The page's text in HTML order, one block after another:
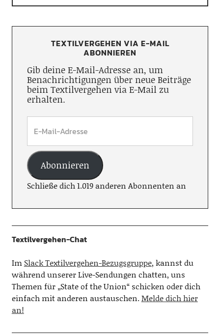
TEXTILVERGEHEN VIA E-MAIL
ABONNIEREN
Gib deine E-Mail-Adresse an, um
Benachrichtigungen über neue Beiträge
beim Textilvergehen via E-Mail zu
erhalten.
Abonnieren
Schließe dich 1.019 anderen Abonnenten an
Textilvergehen-Chat
Im Slack Textilvergehen-Bezugsgruppe, kannst du
während unserer Live-Sendungen chatten, uns
Themen für „State of the Union“ schicken oder dich
einfach mit anderen austauschen.Melde dich hier
an!